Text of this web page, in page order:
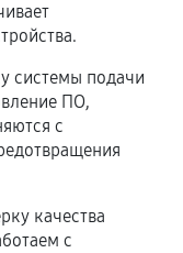
в
системы подачи
ПО,
с
качества
с